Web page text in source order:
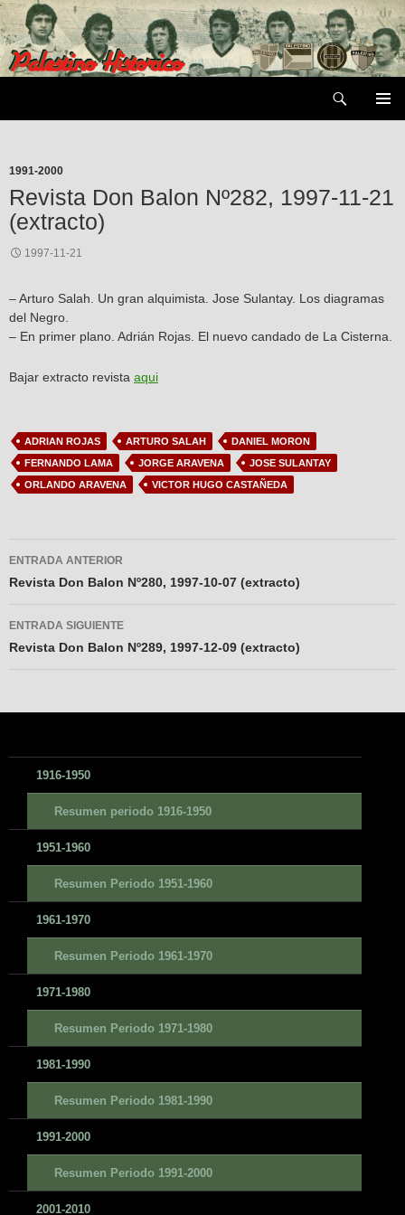
Saltar
al
contenido
1991-2000
Revista Don Balon Nº282, 1997-11-21
(extracto)
1997-11-21
– Arturo Salah. Un gran alquimista. Jose Sulantay. Los diagramas
del Negro.
– En primer plano. Adrián Rojas. El nuevo candado de La Cisterna.
Bajar extracto revista aqui
ADRIAN ROJAS ARTURO SALAH
DANIEL MORON
FERNANDO LAMA
JORGE ARAVENA
JOSE SULANTAY
ORLANDO ARAVENA
VICTOR HUGO CASTAÑEDA
Navegador
de
entradas
ENTRADA ANTERIOR
Revista Don Balon Nº280, 1997-10-07 (extracto)
ENTRADA SIGUIENTE
Revista Don Balon Nº289, 1997-12-09 (extracto)
1916-1950
Resumen periodo 1916-1950
1951-1960
Resumen Periodo 1951-1960
1961-1970
Resumen Periodo 1961-1970
1971-1980
Resumen Periodo 1971-1980
1981-1990
Resumen Periodo 1981-1990
1991-2000
Resumen Periodo 1991-2000
2001-2010